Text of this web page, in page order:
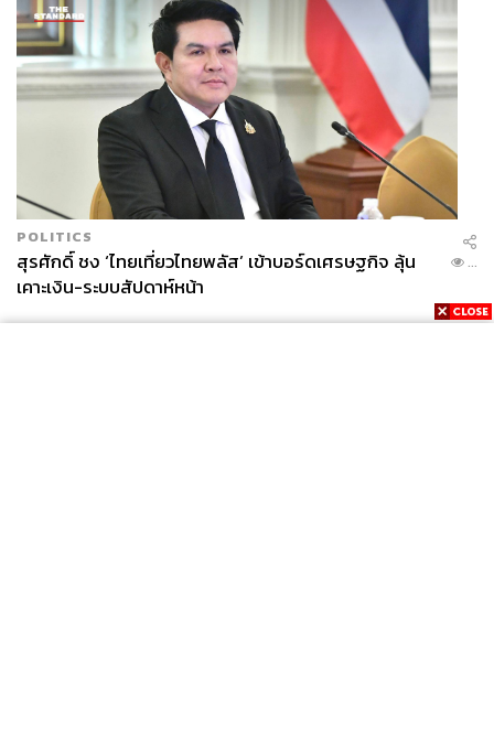
POLITICS
สุรศักดิ์ ชง ‘ไทยเที่ยวไทยพลัส’ เข้าบอร์ดเศรษฐกิจ ลุ้น
เคาะเงิน-ระบบสัปดาห์หน้า
...